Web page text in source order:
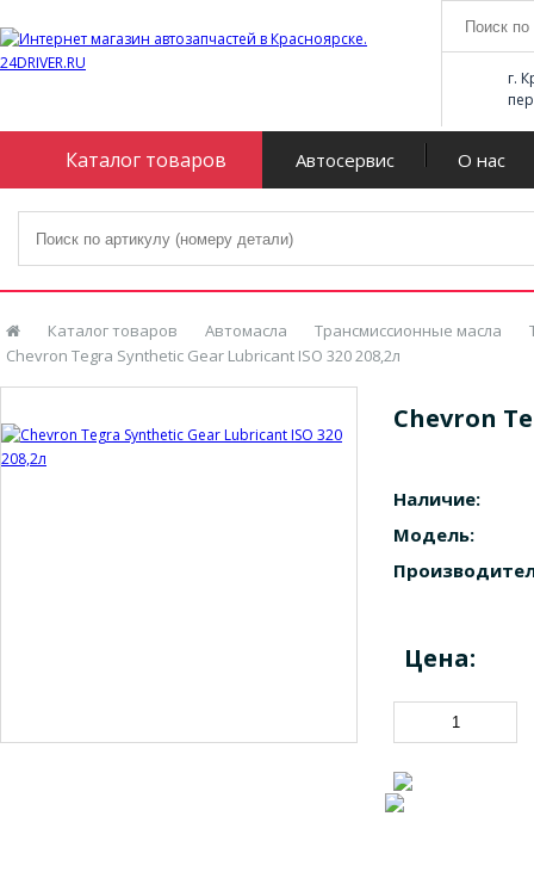
г.
Каталог товаров Автосервис О нас
Каталог товаров Автомасла Трансмиссионные масла
Chevron Tegra Synthetic Gear Lubricant ISO 320 208,2л
Chevron
Наличие:
Модель:
Цена: